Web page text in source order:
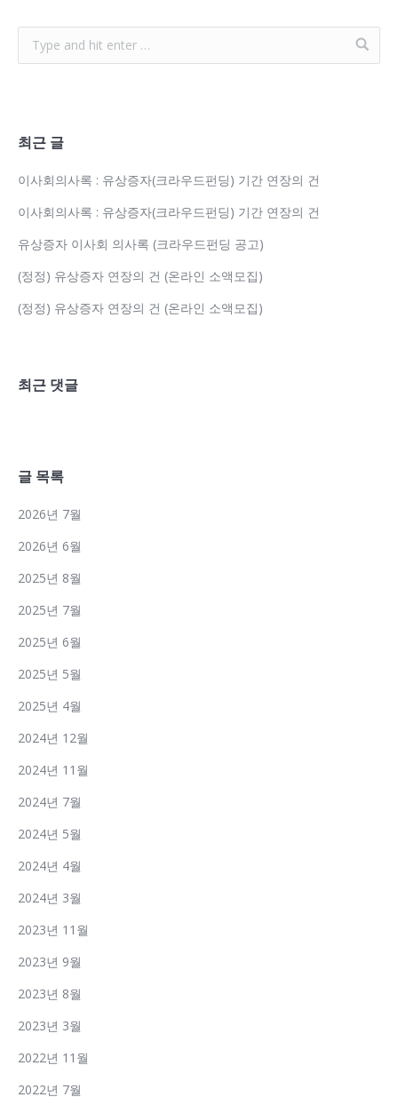
최근 글
이사회의사록 : 유상증자(크라우드펀딩) 기간 연장의 건
이사회의사록 : 유상증자(크라우드펀딩) 기간 연장의 건
유상증자 이사회 의사록 (크라우드펀딩 공고)
(정정) 유상증자 연장의 건 (온라인 소액모집)
(정정) 유상증자 연장의 건 (온라인 소액모집)
최근 댓글
글 목록
2026년 7월
2026년 6월
2025년 8월
2025년 7월
2025년 6월
2025년 5월
2025년 4월
2024년 12월
2024년 11월
2024년 7월
2024년 5월
2024년 4월
2024년 3월
2023년 11월
2023년 9월
2023년 8월
2023년 3월
2022년 11월
2022년 7월